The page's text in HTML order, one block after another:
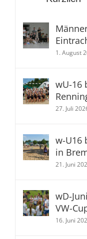
1. August
wU-16
27. Juli
w-U16
in
21. Juni
wD-
VW-
16. Juni